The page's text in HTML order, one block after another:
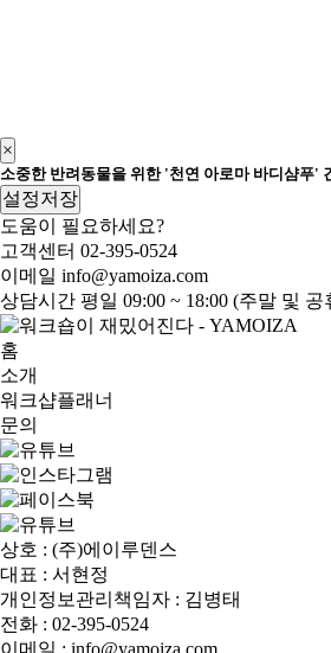
×
소중한 반려동물을 위한 '천연 아로마 바디샴푸'
설정저장
도움이 필요하세요?
고객센터 02-395-0524
이메일 info@yamoiza.com
상담시간 평일 09:00 ~ 18:00 (주말 및
홈
소개
워크샵플래너
문의
상호 : (주)에이루덴스
대표 : 서현정
개인정보관리책임자 : 김병태
전화 : 02-395-0524